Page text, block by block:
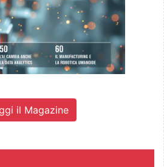
il Magazine